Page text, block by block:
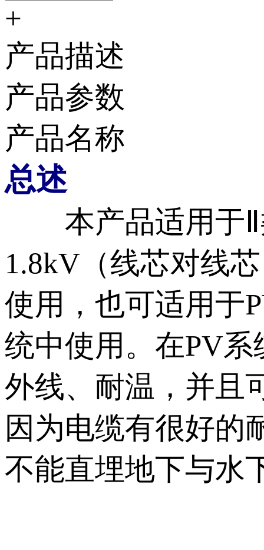
+
产品描述
产品参数
产品名称
总述
本产品适用于Ⅱ类
1.8kV（线芯对线芯
使用，也可适用
统中使用。在PV
外线、耐温，
因为电缆有很好的耐
不能直埋地下与水下